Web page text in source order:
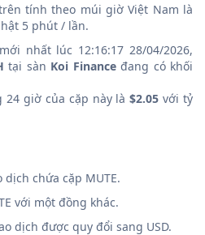
tính theo múi giờ Việt Nam là
5 phút / lần.
nhất lúc 12:16:17 28/04/2026,
tại sàn Koi Financeđang có khối
24 giờ của cặp này là$2.05 với tỷ
chứa cặp MUTE.
với một đồng khác.
dịch được quy đổi sang USD.